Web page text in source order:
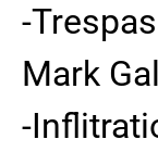
-
Mark
-